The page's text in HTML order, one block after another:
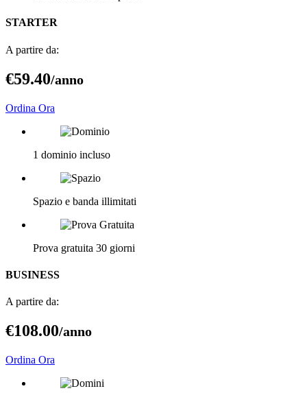
STARTER
A partire da:
€59.40/anno
Ordina Ora
1 dominio incluso
Spazio e banda illimitati
Prova gratuita 30 giorni
BUSINESS
A partire da:
€108.00/anno
Ordina Ora